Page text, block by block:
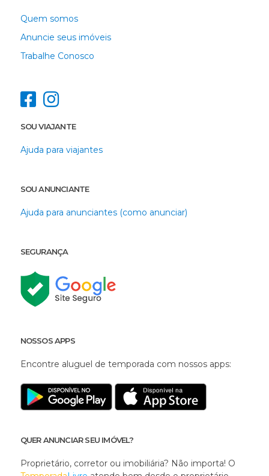
Quem somos
Anuncie seus imóveis
Trabalhe Conosco
SOU VIAJANTE
Ajuda para viajantes
SOU ANUNCIANTE
Ajuda para anunciantes (como anunciar)
SEGURANÇA
NOSSOS APPS
Encontre aluguel de temporada com nossos apps:
QUER ANUNCIAR SEU IMÓVEL?
Proprietário, corretor ou imobiliária? Não importa! O